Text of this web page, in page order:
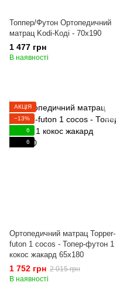
Топпер/Футон Ортопедичний
матрац Kodi-Коді - 70x190
1 477 грн
В наявності
АКЦІЯ
−13%
6
6
Ортопедичний матрац Topper-
futon 1 cocos - Топер-футон 1
кокос жакард 65x180
1 752 грн 2 015 грн
В наявності